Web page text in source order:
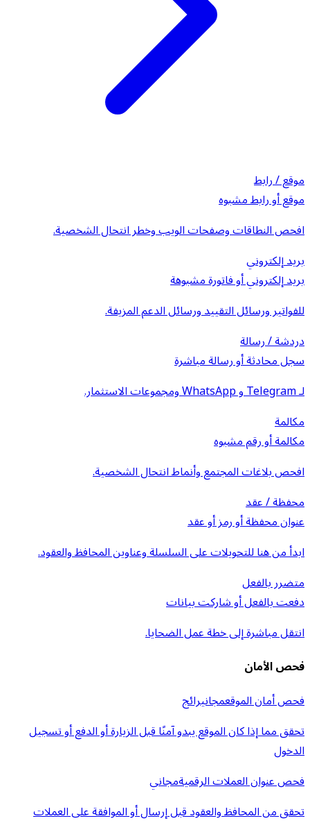
موقع / رابط
موقع أو رابط مشبوه
افحص النطاقات وصفحات الويب وخطر انتحال الشخصية.
بريد إلكتروني
بريد إلكتروني أو فاتورة مشبوهة
للفواتير ورسائل التقييد ورسائل الدعم المزيفة.
دردشة / رسالة
سجل محادثة أو رسالة مباشرة
لـ Telegram و WhatsApp ومجموعات الاستثمار.
مكالمة
مكالمة أو رقم مشبوه
افحص بلاغات المجتمع وأنماط انتحال الشخصية.
محفظة / عقد
عنوان محفظة أو رمز أو عقد
ابدأ من هنا للتحويلات على السلسلة وعناوين المحافظ والعقود.
متضرر بالفعل
دفعت بالفعل أو شاركت بيانات
انتقل مباشرة إلى خطة عمل الضحايا.
فحص الأمان
فحص أمان الموقعمجانيرائج
تحقق مما إذا كان الموقع يبدو آمنًا قبل الزيارة أو الدفع أو تسجيل
الدخول
فحص عنوان العملات الرقميةمجاني
تحقق من المحافظ والعقود قبل إرسال أو الموافقة على العملات